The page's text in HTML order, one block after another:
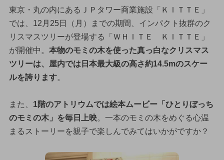
東京・丸の内にあるＪＰタワー商業施設「ＫＩＴＴＥ」
では、12月25日（月）までの期間、インパクト抜群のク
リスマスツリーが登場する「ＷＨＩＴＥ ＫＩＴＴＥ」
が開催中。 本物のモミの木を使った真っ白なクリスマス
ツリーは、屋内では日本最大級の高さ約14.5mのスケー
ルを誇ります。
また、 1階のアトリウムでは絵本ムービー「ひとりぼっち
のモミの木」を毎日上映。一本のモミの木をめぐる心温
まるストーリーを親子で楽しんでみてはいかがですか？